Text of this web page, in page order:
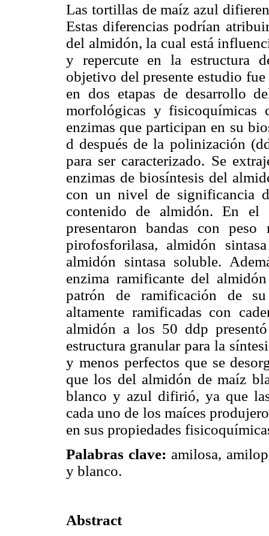
Las tortillas de maíz azul
Estas diferencias podrían
del almidón, la cual está
y repercute en la estructura
objetivo del presente estudio
en dos etapas de desarrollo
morfológicas y
enzimas que participan en su
d después de la polinización
para ser caracterizado. Se
enzimas de biosíntesis del
con un nivel de significancia
contenido de almidón. En el
presentaron bandas con
pirofosforilasa, almidón
almidón sintasa soluble.
enzima ramificante del
patrón de ramificación de su
altamente ramificadas con
almidón a los 50 ddp
estructura granular para la
y menos perfectos que se
que los del almidón de maíz
blanco y azul difirió, ya que
cada uno de los maíces
en sus propiedades
Palabras clave: amilosa,
y blanco.
Abstract